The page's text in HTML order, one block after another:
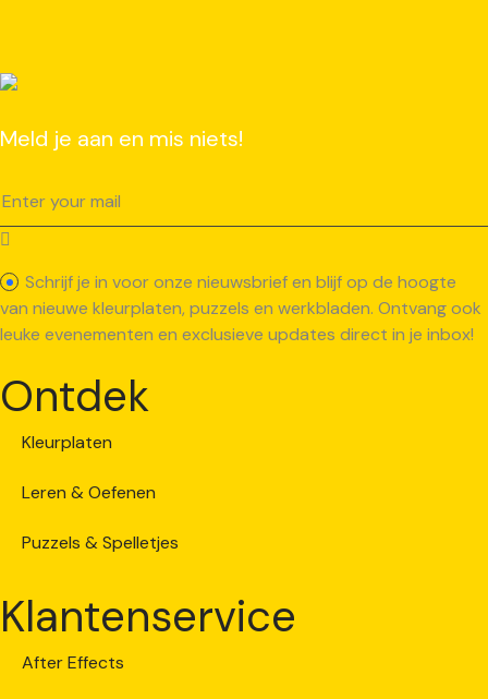
Meld je aan en mis niets!
Schrijf je in voor onze nieuwsbrief en blijf op de hoogte
van nieuwe kleurplaten, puzzels en werkbladen. Ontvang ook
leuke evenementen en exclusieve updates direct in je inbox!
Ontdek
Kleurplaten
Leren & Oefenen
Puzzels & Spelletjes
Klantenservice
After Effects